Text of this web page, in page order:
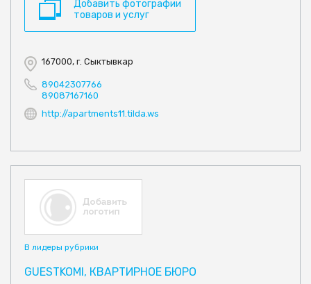
Добавить фотографии
товаров и услуг
167000, г. Сыктывкар
89042307766
89087167160
http://apartments11.tilda.ws
В лидеры рубрики
GUESTKOMI, КВАРТИРНОЕ БЮРО